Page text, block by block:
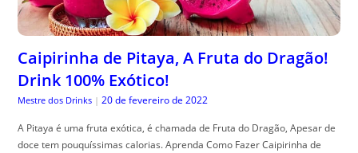
Caipirinha de Pitaya, A Fruta do Dragão!
Drink 100% Exótico!
Mestre dos Drinks | 20 de fevereiro de 2022
A Pitaya é uma fruta exótica, é chamada de Fruta do Dragão, Apesar de
doce tem pouquíssimas calorias. Aprenda Como Fazer Caipirinha de